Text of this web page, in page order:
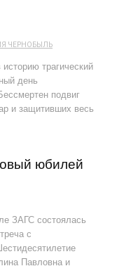
ЧЕРНОБЫЛЬ
трагический
день
подвиг
и защитивших весь
юбилей
ЗАГС состоялась
с
Павловна и